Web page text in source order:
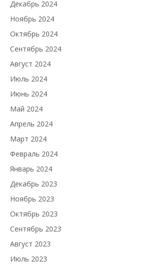
Декабрь 2024
Ноябрь 2024
Октябрь 2024
Сентябрь 2024
Август 2024
Июль 2024
Июнь 2024
Май 2024
Апрель 2024
Март 2024
Февраль 2024
Январь 2024
Декабрь 2023
Ноябрь 2023
Октябрь 2023
Сентябрь 2023
Август 2023
Июль 2023